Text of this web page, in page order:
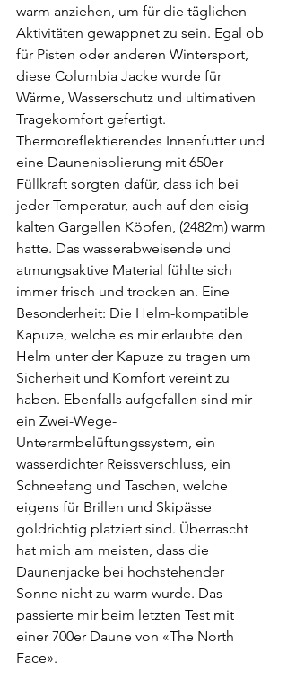
warm anziehen, um für die täglichen
Aktivitäten gewappnet zu sein. Egal ob
für Pisten oder anderen Wintersport,
diese Columbia Jacke wurde für
Wärme, Wasserschutz und ultimativen
Tragekomfort gefertigt.
Thermoreflektierendes Innenfutter und
eine Daunenisolierung mit 650er
Füllkraft sorgten dafür, dass ich bei
jeder Temperatur, auch auf den eisig
kalten Gargellen Köpfen, (2482m) warm
hatte. Das wasserabweisende und
atmungsaktive Material fühlte sich
immer frisch und trocken an. Eine
Besonderheit: Die Helm-kompatible
Kapuze, welche es mir erlaubte den
Helm unter der Kapuze zu tragen um
Sicherheit und Komfort vereint zu
haben. Ebenfalls aufgefallen sind mir
ein Zwei-Wege-
Unterarmbelüftungssystem, ein
wasserdichter Reissverschluss, ein
Schneefang und Taschen, welche
eigens für Brillen und Skipässe
goldrichtig platziert sind. Überrascht
hat mich am meisten, dass die
Daunenjacke bei hochstehender
Sonne nicht zu warm wurde. Das
passierte mir beim letzten Test mit
einer 700er Daune von «The North
Face».